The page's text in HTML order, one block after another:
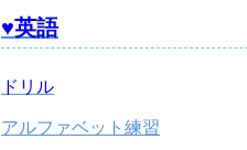
♥英語
ドリル
アルファベット練習